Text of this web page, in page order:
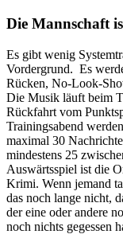
Die Mannschaft
Es gibt wenig
Vordergrund. Es
Rücken, No-Look-
Die Musik läuft beim
Rückfahrt vom
Trainingsabend
maximal 30
mindestens 25
Auswärtsspiel ist die
Krimi. Wenn jemand
das noch lange nicht,
der eine oder andere
noch nichts gegessen